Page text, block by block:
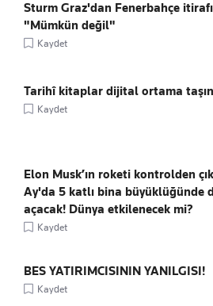
Sturm Graz'dan Fenerbahçe
"Mümkün değil"
Kaydet
Tarihî kitaplar dijital ortama
Kaydet
Elon Musk’ın roketi kontrolden
Ay'da 5 katlı bina büyüklüğünde
açacak! Dünya etkilenecek mi?
Kaydet
BES YATIRIMCISININ YANILGISI!
Kaydet